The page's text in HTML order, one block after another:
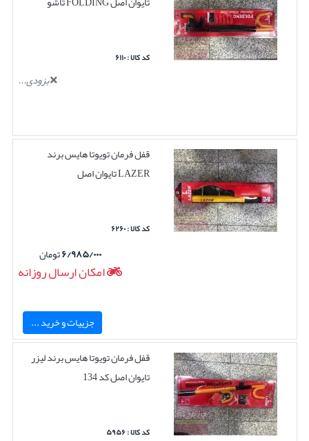
کد کالا : ۶۱۱۰
بزودی...
قفل فرمان تویوتا هایس برند
LAZER تایوان اصل
کد کالا : ۶۲۶۰
۶/۹۸۵/۰۰۰تومان
امکان ارسال روزانه
جزییات و خرید ...
قفل فرمان تویوتا هایس برند لیزر
تایوان اصل کد 134
کد کالا : ۵۹۵۶